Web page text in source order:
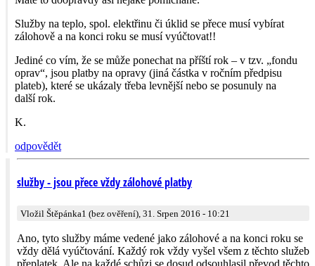
Služby na teplo, spol. elektřinu či úklid se přece musí vybírat
zálohově a na konci roku se musí vyúčtovat!!
Jediné co vím, že se může ponechat na příští rok – v tzv. „fondu
oprav“, jsou platby na opravy (jiná částka v ročním předpisu
plateb), které se ukázaly třeba levnější nebo se posunuly na
další rok.
K.
odpovědět
služby - jsou přece vždy zálohové platby
Vložil Štěpánka1 (bez ověření), 31. Srpen 2016 - 10:21
Ano, tyto služby máme vedené jako zálohové a na konci roku se
vždy dělá vyúčtování. Každý rok vždy vyšel všem z těchto služeb
přeplatek. Ale na každé schůzi se dosud odsouhlasil převod těchto